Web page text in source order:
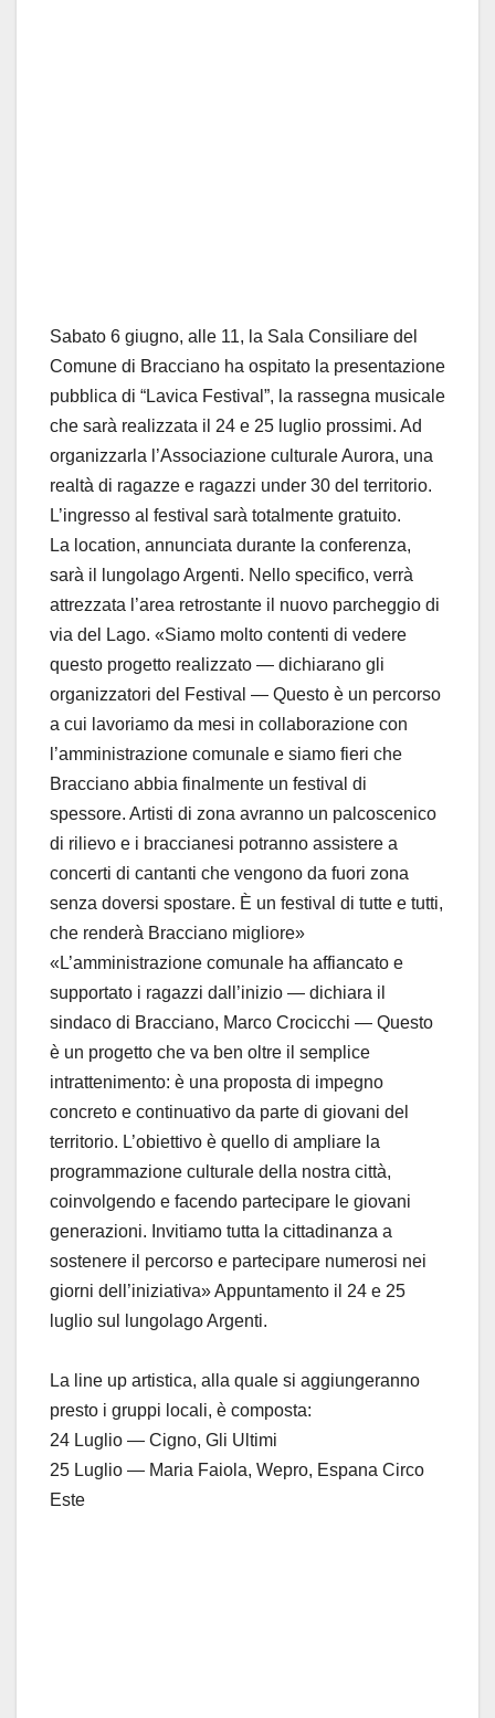
Sabato 6 giugno, alle 11, la Sala Consiliare del
Comune di Bracciano ha ospitato la presentazione
pubblica di “Lavica Festival”, la rassegna musicale
che sarà realizzata il 24 e 25 luglio prossimi. Ad
organizzarla l’Associazione culturale Aurora, una
realtà di ragazze e ragazzi under 30 del territorio.
L’ingresso al festival sarà totalmente gratuito.
La location, annunciata durante la conferenza,
sarà il lungolago Argenti. Nello specifico, verrà
attrezzata l’area retrostante il nuovo parcheggio di
via del Lago. «Siamo molto contenti di vedere
questo progetto realizzato — dichiarano gli
organizzatori del Festival — Questo è un percorso
a cui lavoriamo da mesi in collaborazione con
l’amministrazione comunale e siamo fieri che
Bracciano abbia finalmente un festival di
spessore. Artisti di zona avranno un palcoscenico
di rilievo e i braccianesi potranno assistere a
concerti di cantanti che vengono da fuori zona
senza doversi spostare. È un festival di tutte e tutti,
che renderà Bracciano migliore»
«L’amministrazione comunale ha affiancato e
supportato i ragazzi dall’inizio — dichiara il
sindaco di Bracciano, Marco Crocicchi — Questo
è un progetto che va ben oltre il semplice
intrattenimento: è una proposta di impegno
concreto e continuativo da parte di giovani del
territorio. L’obiettivo è quello di ampliare la
programmazione culturale della nostra città,
coinvolgendo e facendo partecipare le giovani
generazioni. Invitiamo tutta la cittadinanza a
sostenere il percorso e partecipare numerosi nei
giorni dell’iniziativa»Appuntamento il 24 e 25
luglio sul lungolago Argenti.
La line up artistica, alla quale si aggiungeranno
presto i gruppi locali, è composta:
24 Luglio — Cigno, Gli Ultimi
25 Luglio — Maria Faiola, Wepro, Espana Circo
Este